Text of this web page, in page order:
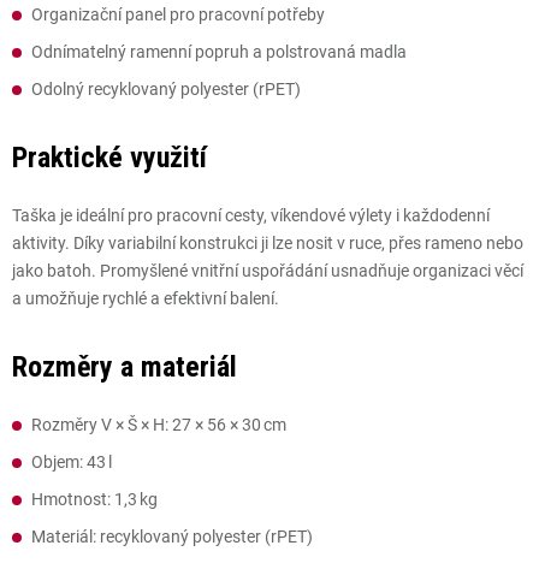
Organizační panel pro pracovní potřeby
Odnímatelný ramenní popruh a polstrovaná madla
Odolný recyklovaný polyester (rPET)
Praktické využití
Taška je ideální pro pracovní cesty, víkendové výlety i každodenní
aktivity. Díky variabilní konstrukci ji lze nosit v ruce, přes rameno nebo
jako batoh. Promyšlené vnitřní uspořádání usnadňuje organizaci věcí
a umožňuje rychlé a efektivní balení.
Rozměry a materiál
Rozměry V × Š × H: 27 × 56 × 30 cm
Objem: 43 l
Hmotnost: 1,3 kg
Materiál: recyklovaný polyester (rPET)